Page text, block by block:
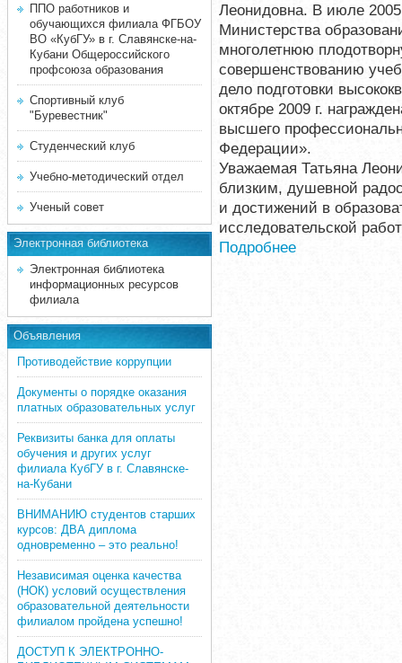
ППО работников и
обучающихся филиала ФГБОУ
ВО «КубГУ» в г. Славянске-на-
Кубани Общероссийского
профсоюза образования
Спортивный клуб
"Буревестник"
Студенческий клуб
Учебно-методический отдел
Ученый совет
Электронная библиотека
Электронная библиотека
информационных ресурсов
филиала
Объявления
Противодействие коррупции
Документы о порядке оказания
платных образовательных услуг
Реквизиты банка для оплаты
обучения и других услуг
филиала КубГУ в г. Славянске-
на-Кубани
ВНИМАНИЮ студентов старших
курсов: ДВА диплома
одновременно – это реально!
Независимая оценка качества
(НОК) условий осуществления
образовательной деятельности
филиалом пройдена успешно!
ДОСТУП К ЭЛЕКТРОННО-
Леонидовна. В июле 2005
Министерства
многолетнюю
совершенствованию
дело подготовки
октябре 2009 г.
высшего
Федерации».
Уважаемая Татьяна
близким, душевной
и достижений в
исследовательской
Подробнее